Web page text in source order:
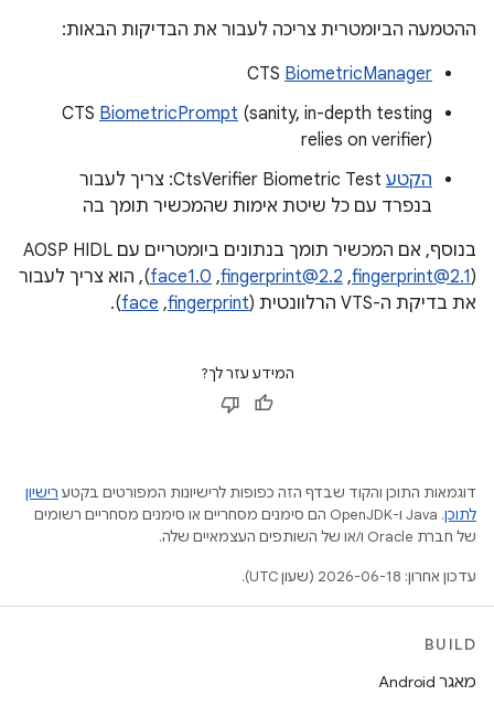
ההטמעה הביומטרית צריכה לעבור את הבדיקות הבאות:
‫CTS BiometricManager
‫CTS BiometricPrompt (sanity, in-depth testing
relies on verifier)
הקטע
CtsVerifier Biometric Test: צריך לעבור
בנפרד עם כל שיטת אימות שהמכשיר תומך בה
בנוסף, אם המכשיר תומך בנתונים ביומטריים עם AOSP HIDL
(‏
fingerprint@2.1
,‏
fingerprint@2.2
,‏
face1.0), הוא צריך לעבור
את בדיקת ה-VTS הרלוונטית (
fingerprint
,‏
face
).
המידע עזר לך?
דוגמאות התוכן והקוד שבדף הזה כפופות לרישיונות המפורטים בקטע רישיון
לתוכן
.‏ Java ו-OpenJDK הם סימנים מסחריים או סימנים מסחריים רשומים
של חברת Oracle ו/או של השותפים העצמאיים שלה.
עדכון אחרון: 2026-06-18 (שעון UTC).
BUILD
מאגר Android